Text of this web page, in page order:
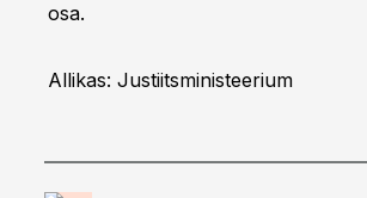
osa.
Allikas: Justiitsministeerium